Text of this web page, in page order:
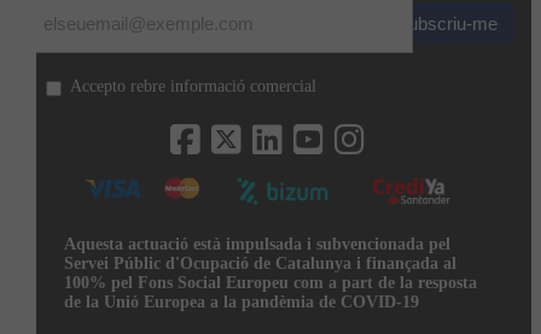
Subscriu-me
Accepto rebre informació comercial
Aquesta actuació està impulsada i subvencionada pel
Servei Públic d'Ocupació de Catalunya i finançada al
100% pel Fons Social Europeu com a part de la resposta
de la Unió Europea a la pandèmia de COVID-19